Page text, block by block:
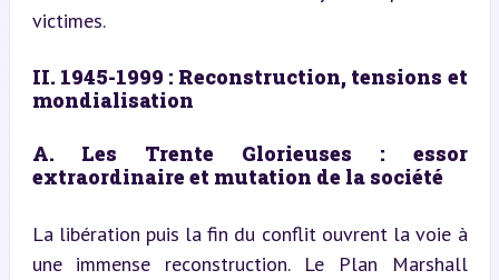
victimes.
II. 1945-1999 : Reconstruction, tensions et
mondialisation
A. Les Trente Glorieuses : essor
extraordinaire et mutation de la société
La libération puis la fin du conflit ouvrent la voie à
une immense reconstruction. Le Plan Marshall